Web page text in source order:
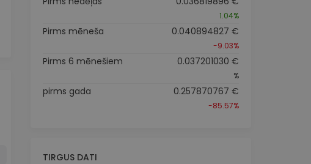
1.04%
Pirms mēneša 0.040894827 €
-9.03%
Pirms 6 mēnešiem 0.037201030 €
%
pirms gada 0.257870767 €
-85.57%
TIRGUS DATI